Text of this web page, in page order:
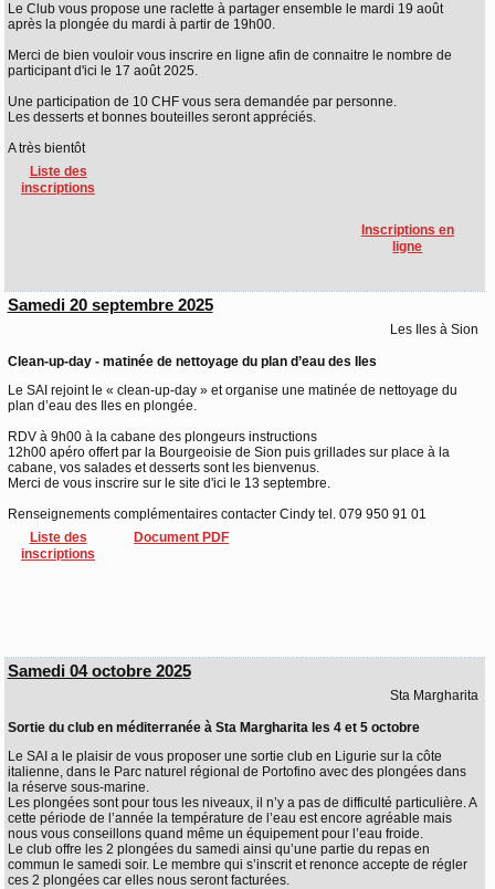
Le Club vous propose une raclette à partager ensemble le mardi 19 août
après la plongée du mardi à partir de 19h00.
Merci de bien vouloir vous inscrire en ligne afin de connaitre le nombre de
participant d'ici le 17 août 2025.
Une participation de 10 CHF vous sera demandée par personne.
Les desserts et bonnes bouteilles seront appréciés.
A très bientôt
Liste des
inscriptions
Inscriptions en
ligne
Samedi 20 septembre 2025
Les Iles à Sion
Clean-up-day - matinée de nettoyage du plan d’eau des Iles
Le SAI rejoint le « clean-up-day » et organise une matinée de nettoyage du
plan d’eau des Iles en plongée.
RDV à 9h00 à la cabane des plongeurs instructions
12h00 apéro offert par la Bourgeoisie de Sion puis grillades sur place à la
cabane, vos salades et desserts sont les bienvenus.
Merci de vous inscrire sur le site d'ici le 13 septembre.
Renseignements complémentaires contacter Cindy tel. 079 950 91 01
Liste des
inscriptions
Document PDF
Samedi 04 octobre 2025
Sta Margharita
Sortie du club en méditerranée à Sta Margharita les 4 et 5 octobre
Le SAI a le plaisir de vous proposer une sortie club en Ligurie sur la côte
italienne, dans le Parc naturel régional de Portofino avec des plongées dans
la réserve sous-marine.
Les plongées sont pour tous les niveaux, il n’y a pas de difficulté particulière. A
cette période de l’année la température de l’eau est encore agréable mais
nous vous conseillons quand même un équipement pour l’eau froide.
Le club offre les 2 plongées du samedi ainsi qu’une partie du repas en
commun le samedi soir. Le membre qui s’inscrit et renonce accepte de régler
ces 2 plongées car elles nous seront facturées.